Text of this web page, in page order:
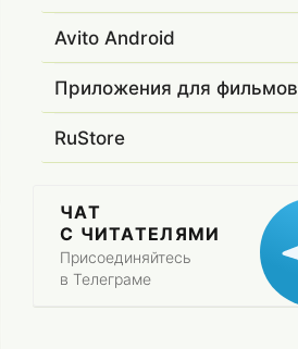
Avito Android
Приложения для фильмов
RuStore
ЧАТ
С ЧИТАТЕЛЯМИ
Присоединяйтесь
в Телеграме